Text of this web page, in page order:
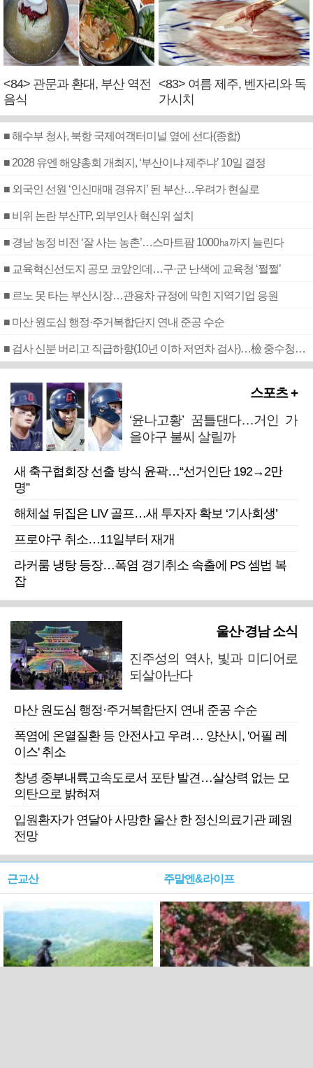
<84> 관문과 환대, 부산 역전
음식
<83> 여름 제주, 벤자리와 독
가시치
■ 해수부 청사, 북항 국제여객터미널 옆에 선다(종합)
■ 2028 유엔 해양총회 개최지, ‘부산이냐 제주냐’ 10일 결정
■ 외국인 선원 ‘인신매매 경유지’ 된 부산…우려가 현실로
■ 비위 논란 부산TP, 외부인사 혁신위 설치
■ 경남 농정 비전 ‘잘 사는 농촌’…스마트팜 1000㏊까지 늘린다
■ 교육혁신선도지 공모 코앞인데…구·군 난색에 교육청 ‘쩔쩔’
■ 르노 못 타는 부산시장…관용차 규정에 막힌 지역기업 응원
■ 마산 원도심 행정·주거복합단지 연내 준공 수순
■ 검사 신분 버리고 직급하향(10년 이하 저연차 검사)…檢 중수청행 기피
스포츠 +
‘윤나고황’ 꿈틀댄다…거인 가
을야구 불씨 살릴까
새 축구협회장 선출 방식 윤곽…“선거인단 192→2만
명”
해체설 뒤집은 LIV 골프…새 투자자 확보 ‘기사회생’
프로야구 취소…11일부터 재개
라커룸 냉탕 등장…폭염 경기취소 속출에 PS 셈법 복
잡
울산·경남 소식
진주성의 역사, 빛과 미디어로
되살아난다
마산 원도심 행정·주거복합단지 연내 준공 수순
폭염에 온열질환 등 안전사고 우려… 양산시, '어필 레
이스' 취소
창녕 중부내륙고속도로서 포탄 발견…살상력 없는 모
의탄으로 밝혀져
입원환자가 연달아 사망한 울산 한 정신의료기관 폐원
전망
근교산 주말엔&라이프